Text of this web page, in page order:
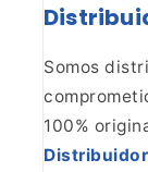
Somos
100%